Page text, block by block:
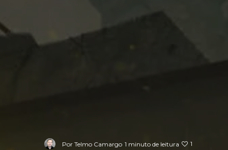
Por Telmo Camargo 1 minuto de leitura 1